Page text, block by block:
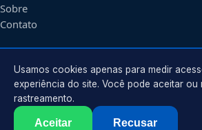
Sobre
Contato
CONTATO
Atendimento em
contato@encanadoremosasco.com.br
Usamos cookies apenas para medir
experiência do site. Você pode aceitar ou
rastreamento.
Aceitar Recusar